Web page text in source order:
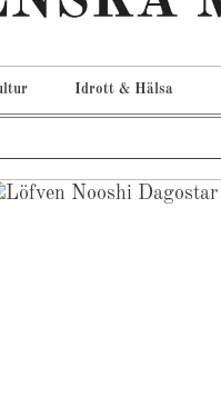
Idrott & Hälsa